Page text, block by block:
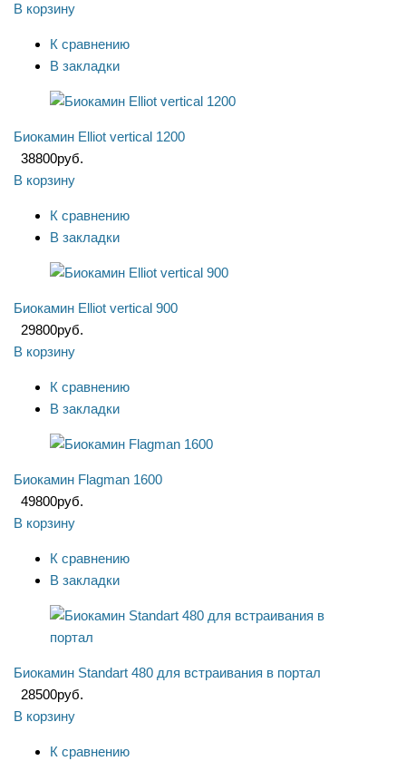
В корзину
К сравнению
В закладки
Биокамин Elliot vertical 1200
38800руб.
В корзину
К сравнению
В закладки
Биокамин Elliot vertical 900
29800руб.
В корзину
К сравнению
В закладки
Биокамин Flagman 1600
49800руб.
В корзину
К сравнению
В закладки
Биокамин Standart 480 для встраивания в портал
28500руб.
В корзину
К сравнению